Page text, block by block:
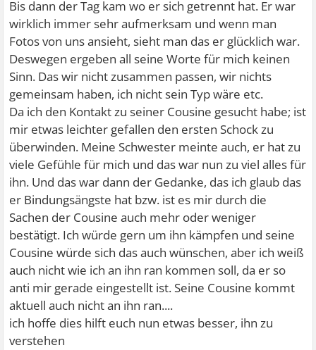
Bis dann der Tag kam wo er sich getrennt hat. Er war
wirklich immer sehr aufmerksam und wenn man
Fotos von uns ansieht, sieht man das er glücklich war.
Deswegen ergeben all seine Worte für mich keinen
Sinn. Das wir nicht zusammen passen, wir nichts
gemeinsam haben, ich nicht sein Typ wäre etc.
Da ich den Kontakt zu seiner Cousine gesucht habe; ist
mir etwas leichter gefallen den ersten Schock zu
überwinden. Meine Schwester meinte auch, er hat zu
viele Gefühle für mich und das war nun zu viel alles für
ihn. Und das war dann der Gedanke, das ich glaub das
er Bindungsängste hat bzw. ist es mir durch die
Sachen der Cousine auch mehr oder weniger
bestätigt. Ich würde gern um ihn kämpfen und seine
Cousine würde sich das auch wünschen, aber ich weiß
auch nicht wie ich an ihn ran kommen soll, da er so
anti mir gerade eingestellt ist. Seine Cousine kommt
aktuell auch nicht an ihn ran....
ich hoffe dies hilft euch nun etwas besser, ihn zu
verstehen